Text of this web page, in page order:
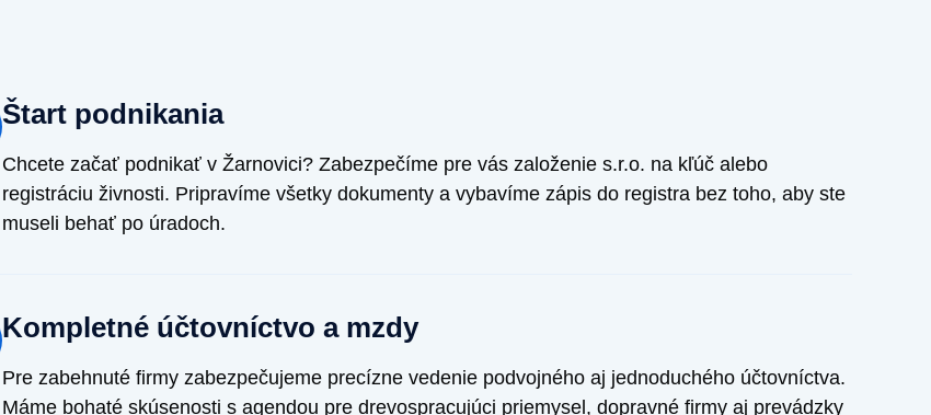
Štart podnikania
Chcete začať podnikať v Žarnovici? Zabezpečíme pre vás založenie s.r.o. na kľúč alebo
registráciu živnosti. Pripravíme všetky dokumenty a vybavíme zápis do registra bez toho, aby ste
museli behať po úradoch.
Kompletné účtovníctvo a mzdy
Pre zabehnuté firmy zabezpečujeme precízne vedenie podvojného aj jednoduchého účtovníctva.
Máme bohaté skúsenosti s agendou pre drevospracujúci priemysel, dopravné firmy aj prevádzky